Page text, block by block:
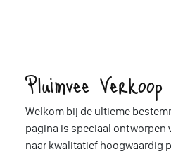
Pluimvee
Welkom bij de ultieme
pagina is speciaal ontworpen
naar kwalitatief hoogwaardig